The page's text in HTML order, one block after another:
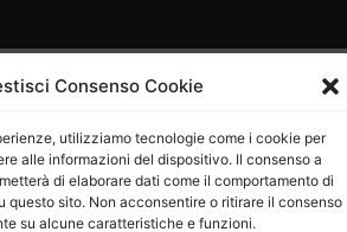
Consenso Cookie
utilizziamo tecnologie come i cookie per
alle informazioni del dispositivo. Il consenso a
di elaborare dati come il comportamento di
questo sito. Non acconsentire o ritirare il consenso
su alcune caratteristiche e funzioni.